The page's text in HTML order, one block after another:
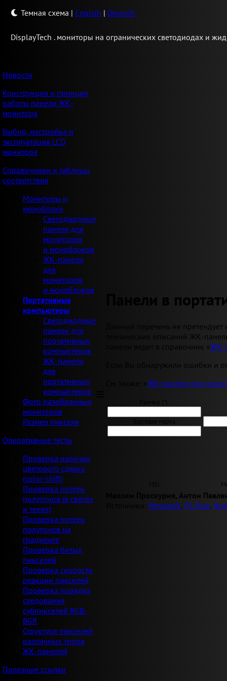
Темная схема | English | Deutsch
DisplayTech . мониторы на огранических светодиодах и
Новости
Конструкция и принцип
работы панели ЖК-
монитора
Выбор, настройка и
эксплуатация LCD
монитора
Справочники и таблицы
соответствия
Мониторы и
моноблоки
Светодиодные
панели для
мониторов
и моноблоков
ЖК-панели
для
мониторов
и моноблоков
Портативные
компьютеры
Светодиодные
панели для
портативных
компьютеров
ЖК-панели
для
портативных
компьютеров
Фото разобранных
мониторов
Размер пикселя
Оперативные тесты
Проверка наличия
цветового сдвига
(color-shift)
Проверка потерь
полутонов (в светах
и тенях)
Проверка потерь
полутонов на
градиенте
Проверка битых
пикселей
Проверка скорости
реакции пикселей
Проверка порядка
следования
субпикселей RGB-
BGR
Структура пикселей
различных типов
ЖК-панелей
Полезные ссылки
Панели в
Данный перечень не
технических описаний ЖК-
панели ведет в справочник «ЖК-
Если Вы обнаружили ошибки и
ЖК-панели для
Торговая марка:
Максим Проскурня, Антон
Panelook, PC Hub,